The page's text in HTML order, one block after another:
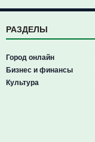
РАЗДЕЛЫ
Город онлайн
Бизнес и финансы
Культура